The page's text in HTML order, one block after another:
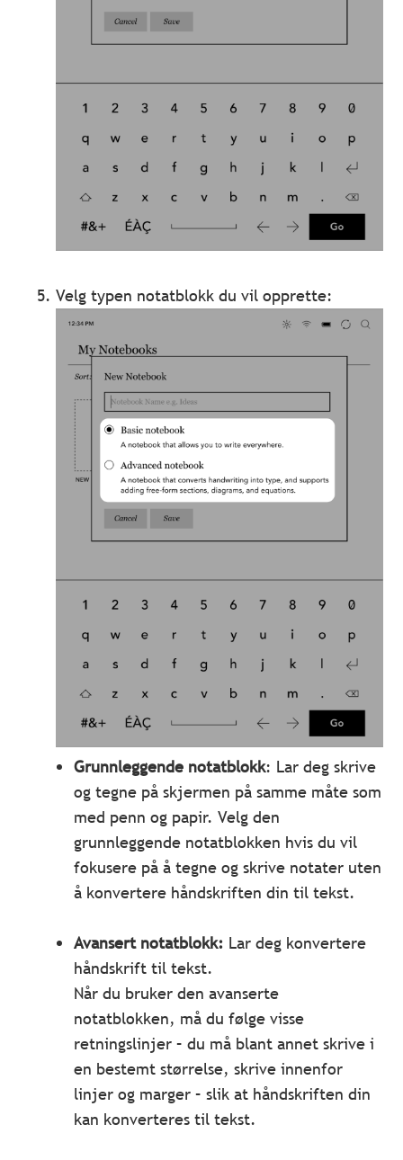
Velg typen notatblokk du vil opprette:
Grunnleggende notatblokk: Lar deg skrive
og tegne på skjermen på samme måte som
med penn og papir. Velg den
grunnleggende notatblokken hvis du vil
fokusere på å tegne og skrive notater uten
å konvertere håndskriften din til tekst.
Avansert notatblokk: Lar deg konvertere
håndskrift til tekst.
Når du bruker den avanserte
notatblokken, må du følge visse
retningslinjer – du må blant annet skrive i
en bestemt størrelse, skrive innenfor
linjer og marger – slik at håndskriften din
kan konverteres til tekst.